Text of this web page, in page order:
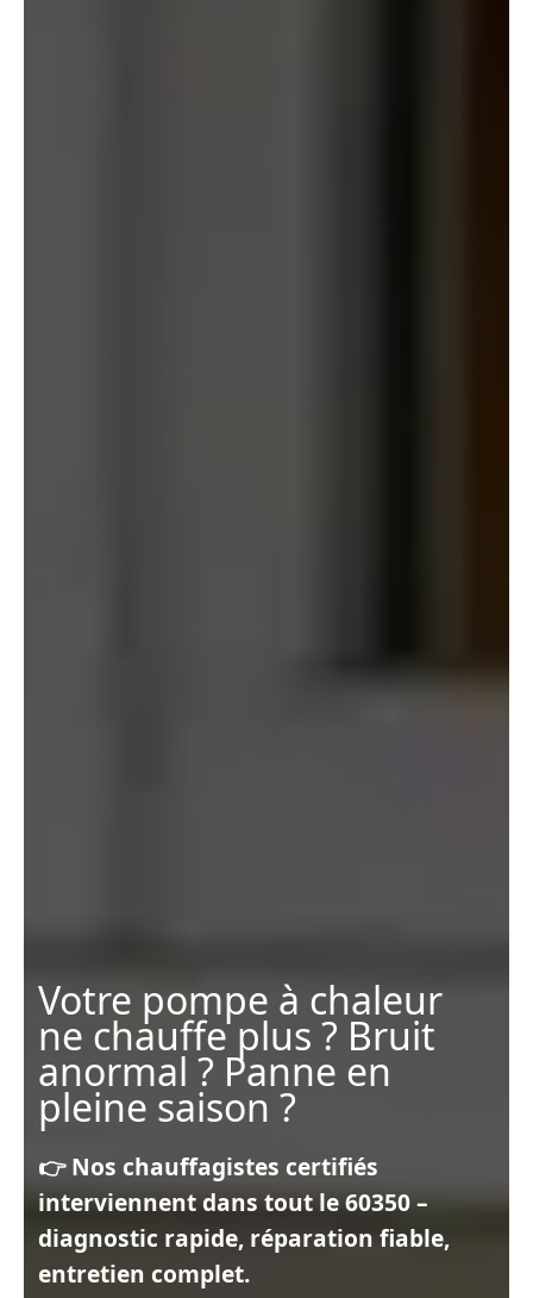
Votre pompe à chaleur
ne chauffe plus ? Bruit
anormal ? Panne en
pleine saison ?
👉 Nos chauffagistes certifiés
interviennent dans tout le 60350 –
diagnostic rapide, réparation fiable,
entretien complet.